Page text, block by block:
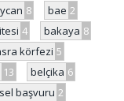
8 bae 2
4 bakaya 8
körfezi 5
13 belçika 6
başvuru 2